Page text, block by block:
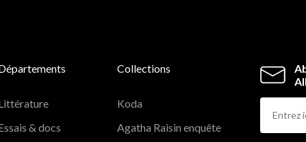
& docs
Collections
Koda
Agatha Raisin enquête